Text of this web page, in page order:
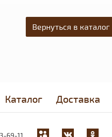
Вернуться в каталог
Каталог Доставка
69-11